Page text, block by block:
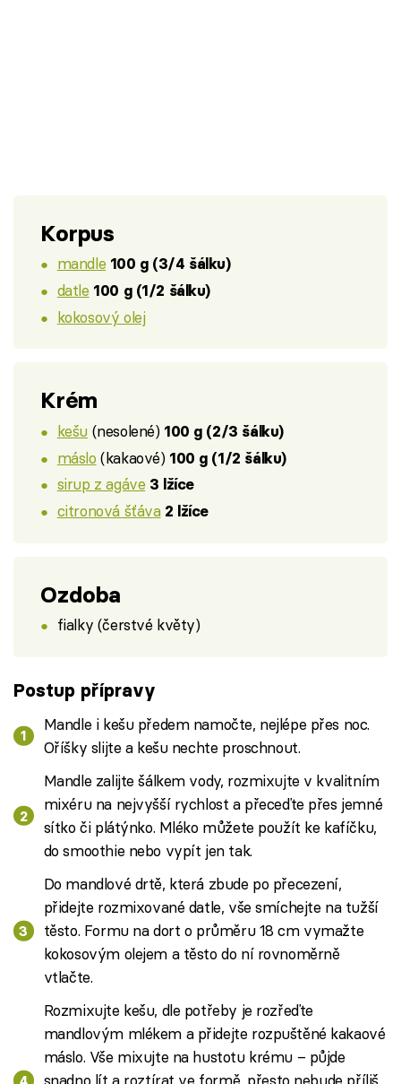
Korpus
mandle 100 g (3/4 šálku)
datle 100 g (1/2 šálku)
kokosový olej
Krém
kešu (nesolené) 100 g (2/3 šálku)
máslo (kakaové) 100 g (1/2 šálku)
sirup z agáve 3 lžíce
citronová šťáva 2 lžíce
Ozdoba
fialky (čerstvé květy)
Postup přípravy
Mandle i kešu předem namočte, nejlépe přes noc.
Oříšky slijte a kešu nechte proschnout.
Mandle zalijte šálkem vody, rozmixujte v kvalitním
mixéru na nejvyšší rychlost a přeceďte přes jemné
sítko či plátýnko. Mléko můžete použít ke kafíčku,
do smoothie nebo vypít jen tak.
Do mandlové drtě, která zbude po přecezení,
přidejte rozmixované datle, vše smíchejte na tužší
těsto. Formu na dort o průměru 18 cm vymažte
kokosovým olejem a těsto do ní rovnoměrně
vtlačte.
Rozmixujte kešu, dle potřeby je rozřeďte
mandlovým mlékem a přidejte rozpuštěné kakaové
máslo. Vše mixujte na hustotu krému – půjde
snadno lít a roztírat ve formě, přesto nebude příliš